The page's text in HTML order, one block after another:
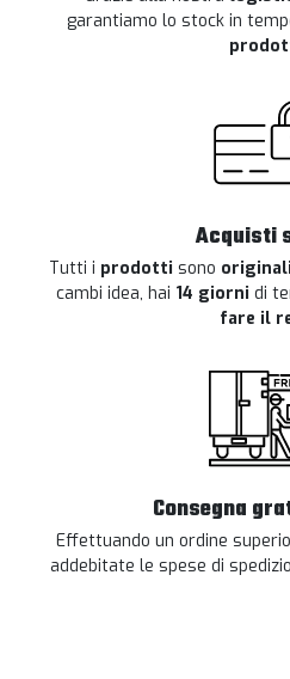
garantiamo lo stock in
Acquisti
Tutti i prodotti sono
cambi idea, hai 14 giorni di
fare il
Consegna
Effettuando un ordine
addebitate le spese di